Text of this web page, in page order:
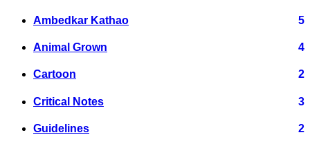
Ambedkar Kathao 5
Animal Grown 4
Cartoon 2
Critical Notes 3
Guidelines 2